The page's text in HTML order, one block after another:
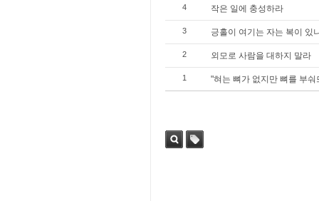
4 작은 일에 충성하라
3 긍홀이 여기는 자는 복이 있
2 외모로 사람을 대하지 말라
1 "혀는 뼈가 없지만 뼈를 부숴